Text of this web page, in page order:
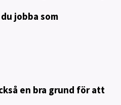
jobba som
en bra grund för att